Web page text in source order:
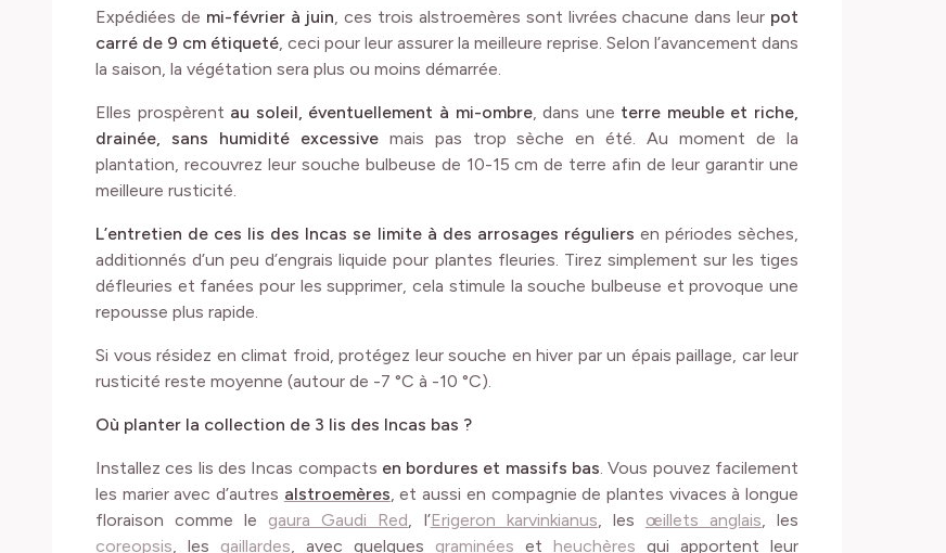
Expédiées de mi-février à juin , ces trois alstroemères sont livrées chacune dans leur pot
carré de 9 cm étiqueté , ceci pour leur assurer la meilleure reprise. Selon l’avancement dans
la saison, la végétation sera plus ou moins démarrée.
Elles prospèrent au soleil, éventuellement à mi-ombre, dans une terre meuble et riche,
drainée, sans humidité excessivemais pas trop sèche en été. Au moment de la
plantation, recouvrez leur souche bulbeuse de 10-15 cm de terre afin de leur garantir une
meilleure rusticité.
L’entretien de ces lis des Incas se limite à des arrosages réguliers en périodes sèches,
additionnés d’un peu d’engrais liquide pour plantes fleuries. Tirez simplement sur les tiges
défleuries et fanées pour les supprimer, cela stimule la souche bulbeuse et provoque une
repousse plus rapide.
Si vous résidez en climat froid, protégez leur souche en hiver par un épais paillage, car leur
rusticité reste moyenne (autour de -7 °C à -10 °C).
Où planter la collection de 3 lis des Incas bas ?
Installez ces lis des Incas compacts en bordures et massifs bas . Vous pouvez facilement
les marier avec d’autres alstroemères , et aussi en compagnie de plantes vivaces à longue
floraison comme le gaura Gaudi Red , l’Erigeron karvinkianus , les œillets anglais , les
coreopsis , les gaillardes , avec quelques graminées et heuchères qui apportent leur